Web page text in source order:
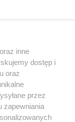
inne
dostęp i
oraz
przez
zapewniania